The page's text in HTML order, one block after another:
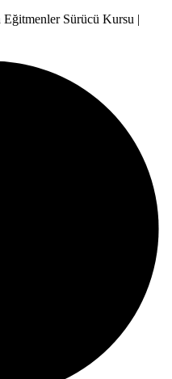
Eğitmenler Sürücü Kursu |